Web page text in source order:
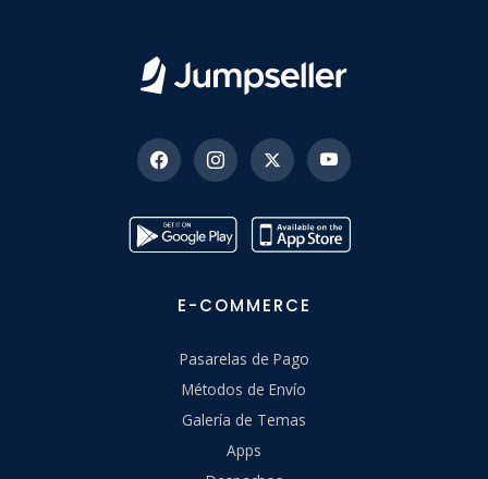
E-COMMERCE
Pasarelas de Pago
Métodos de Envío
Galería de Temas
Apps